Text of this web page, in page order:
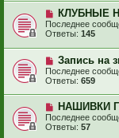
КЛУБНЫЕ
Последнее
Ответы: 145
Запись на
Последнее
Ответы: 659
НАШИВКИ
Последнее
Ответы: 57